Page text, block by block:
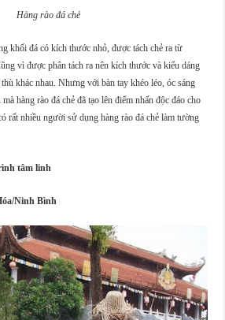
Hàng rào đá chẻ
khối đá có kích thước nhỏ, được tách chẻ ra từ
vì được phân tách ra nên kích thước và kiểu dáng
khác nhau. Nhưng với bàn tay khéo léo, óc sáng
hàng rào đá chẻ đã tạo lên điểm nhấn độc đáo cho
rất nhiều người sử dụng hàng rào đá chẻ làm tường
tâm linh
Ninh Bình